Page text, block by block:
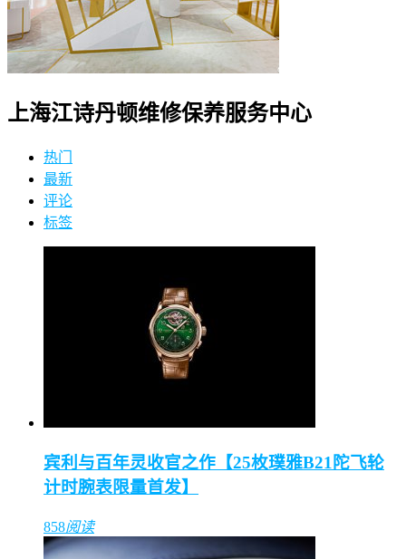
上海江诗丹顿维修保养服务中心
热门
最新
评论
标签
宾利与百年灵收官之作【25枚璞雅B21陀飞轮
计时腕表限量首发】
858阅读